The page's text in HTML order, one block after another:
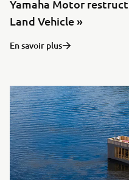
Yamaha Motor
Land Vehicle »
En savoir plus